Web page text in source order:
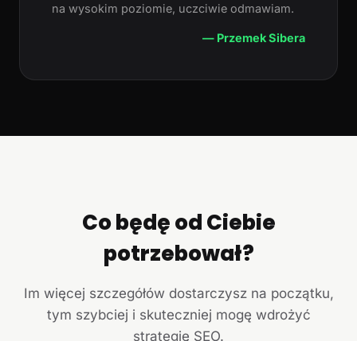
na wysokim poziomie, uczciwie odmawiam.
— Przemek Sibera
Co będę od Ciebie
potrzebował?
Im więcej szczegółów dostarczysz na początku,
tym szybciej i skuteczniej mogę wdrożyć
strategię SEO.